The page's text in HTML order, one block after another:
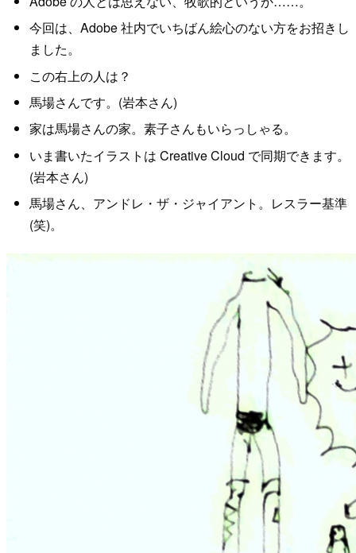
今回は、Adobe 社内でいちばん絵心のない方をお招きし
ました。
この右上の人は？
馬場さんです。(岩本さん)
家は馬場さんの家。素子さんもいらっしゃる。
いま書いたイラストは Creative Cloud で同期できます。
(岩本さん)
馬場さん、アンドレ・ザ・ジャイアント。レスラー基準
(笑)。